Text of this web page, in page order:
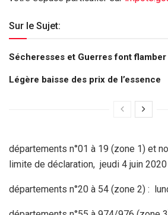
Sur le Sujet:
Sécheresses et Guerres font
Légère baisse des prix de l’essence
départements n°01 à 19 (zone 1) et
limite de déclaration, jeudi 4 juin
départements n°20 à 54 (zone 2) :